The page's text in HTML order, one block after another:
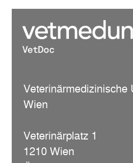
Veterinärmedizinische
Wien
Veterinärplatz 1
1210 Wien